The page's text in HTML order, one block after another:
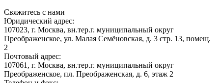
Свяжитесь с нами
Юридический адрес:
107023, г. Москва, вн.тер.г. муниципальный округ
Преображенское, ул. Малая Семёновская, д. 3 стр. 13, помещ.
2
Почтовый адрес:
107061, г. Москва, вн.тер.г. муниципальный округ
Преображенское, пл. Преображенская, д. 6, этаж 2